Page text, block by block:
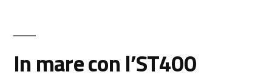
In mare con l’ST400